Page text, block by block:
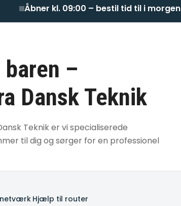
Åbner kl. 09:00 – bestil tid til i morgen
–
Dansk Teknik
Teknik er vi specialiserede
til dig og sørger for en professionel
Hjælp til router